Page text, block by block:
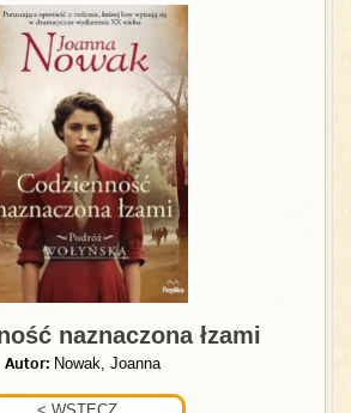
naznaczona łzami
Autor: Nowak, Joanna